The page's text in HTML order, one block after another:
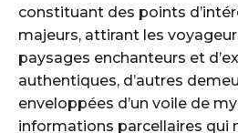
constituant des points
majeurs, attirant les
paysages enchanteurs et
authentiques, d’autres
enveloppées d’un voile de
informations parcellaires qui